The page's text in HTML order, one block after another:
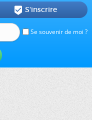
Se souvenir de moi ?
 S'inscrire